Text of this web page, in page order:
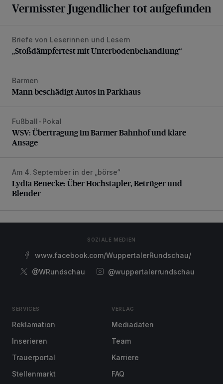
Vermisster Jugendlicher tot aufgefunden
„Stoßdämpfertest mit Unterbodenbehandlung“
Briefe von Leserinnen und Lesern
„Stoßdämpfertest mit Unterbodenbehandlung“
Mann beschädigt Autos in Parkhaus
Barmen
Mann beschädigt Autos in Parkhaus
WSV: Übertragung im Barmer Bahnhof und klare Ansage
Fußball-Pokal
WSV: Übertragung im Barmer Bahnhof und klare
Ansage
Lydia Benecke: Über Hochstapler, Betrüger und Blender
Am 4. September in der „börse“
Lydia Benecke: Über Hochstapler, Betrüger und
Blender
SOZIALE MEDIEN
www.facebook.com/WuppertalerRundschau/
@WRundschau
@wuppertalerrundschau
SERVICES
Reklamation
Inserieren
Trauerportal
Stellenmarkt
VERLAG
Mediadaten
Team
Karriere
FAQ